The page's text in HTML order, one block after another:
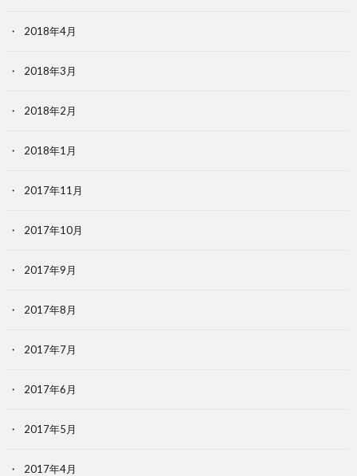
2018年4月
2018年3月
2018年2月
2018年1月
2017年11月
2017年10月
2017年9月
2017年8月
2017年7月
2017年6月
2017年5月
2017年4月